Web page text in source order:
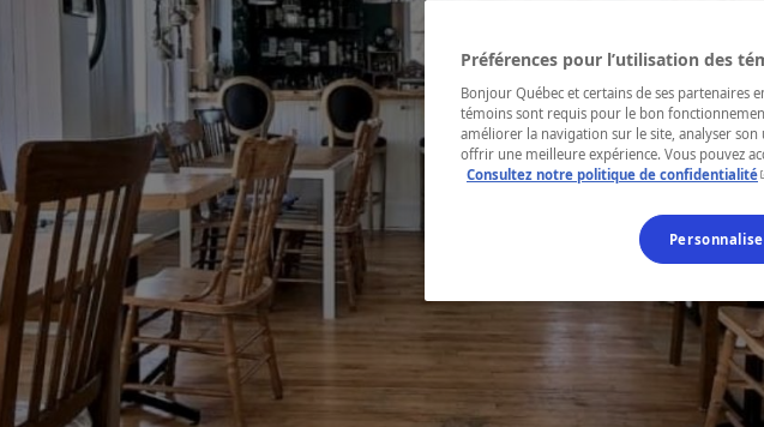
Préférences pour l’utilisation des
Bonjour Québec et certains de ses partenaires
témoins sont requis pour le bon
améliorer la navigation sur le site, analyser
offrir une meilleure expérience. Vous pouvez
Consultez notre politique de confidentialité-